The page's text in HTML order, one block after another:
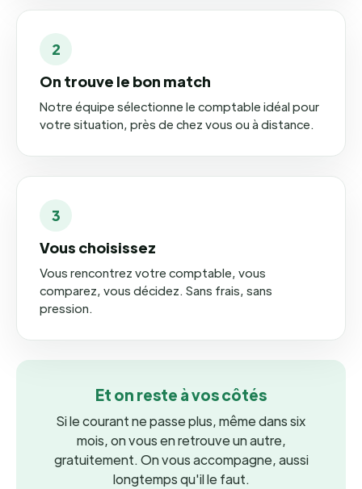
2
On trouve le bon match
Notre équipe sélectionne le comptable idéal pour
votre situation, près de chez vous ou à distance.
3
Vous choisissez
Vous rencontrez votre comptable, vous
comparez, vous décidez. Sans frais, sans
pression.
Et on reste à vos côtés
Si le courant ne passe plus, même dans six
mois, on vous en retrouve un autre,
gratuitement. On vous accompagne, aussi
longtemps qu'il le faut.